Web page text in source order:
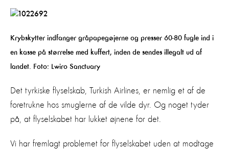
Krybskytter indfanger gråpapegøjerne og presser 60-80 fugle ind i
en kasse på størrelse med kuffert, inden de sendes illegalt ud af
landet. Foto: Lwiro Sanctuary
Det tyrkiske flyselskab, Turkish Airlines, er nemlig et af de
foretrukne hos smuglerne af de vilde dyr. Og noget tyder
på, at flyselskabet har lukket øjnene for det.
Vi har fremlagt problemet for flyselskabet uden at modtage